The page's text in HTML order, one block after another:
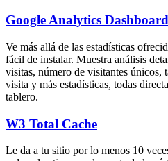
Google Analytics
Ve más allá de las estadísticas
fácil de instalar. Muestra análisis
visitas, número de visitantes únicos,
visita y más estadísticas, todas
tablero.
W3 Total Cache
Le da a tu sitio por lo menos 10